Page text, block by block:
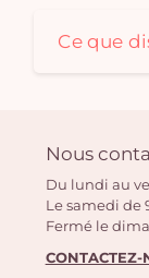
Ce que
Nous
Du lundi au
Le samedi de
Fermé le
CONTACTEZ-